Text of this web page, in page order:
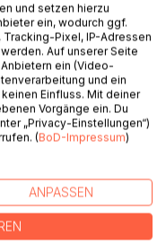
existierende
aufhalten konnte,
sehen das
und
in der
Sektors. Nicht nur
Technologie,
ihrem Kern in
nicht mehr zu
und setzen hierzu
ein, wodurch ggf.
Pixel, IP-Adressen
Auf unserer Seite
ein (Video-
und ein
Einfluss. Mit deiner
Vorgänge ein. Du
„Privacy-Einstellungen“)
(BoD-Impressum)
ANPASSEN